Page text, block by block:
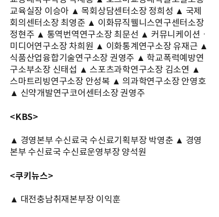
교육실장 이승아 ▲ 목회상담센터소장 정희성 ▲ 국제
회의센터소장 최영준 ▲ 이화뮤직웰니스연구센터소장
정현주 ▲ 통역번역연구소장 최문선 ▲ 커뮤니케이션ㆍ
미디어연구소장 차희원 ▲ 이화통계연구소장 유재근 ▲
식품산업융합기술연구소장 권영주 ▲ 학교폭력예방연
구소부소장 신태섭 ▲ 스포츠과학연구소장 김소연 ▲
스마트리빙연구소장 안성복 ▲ 의과학연구소장 안영호
▲ 신약개발연구코어센터소장 권영주
<KBS>
▲ 경영본부 수신료국 수신료기획부장 박영춘 ▲ 경영
본부 수신료국 수신료운영부장 양석원
<쿠키뉴스>
▲ 대전충남취재본부장 이익훈